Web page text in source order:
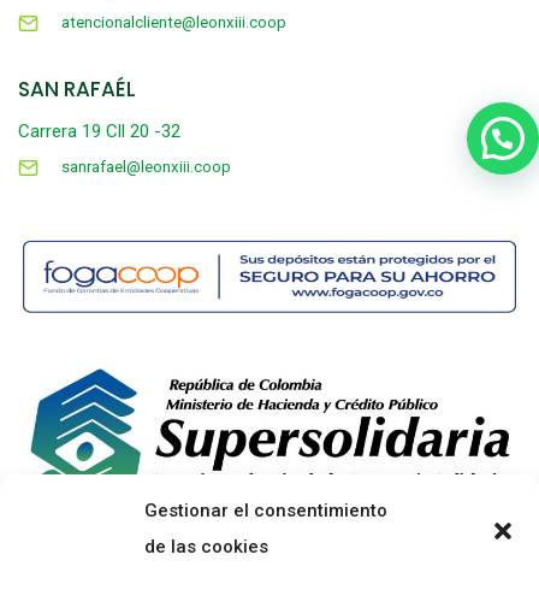
Gestionar el consentimiento
de las cookies
atencionalcliente@leonxiii.coop
SAN RAFAÉL
Carrera 19 Cll 20 -32
sanrafael@leonxiii.coop